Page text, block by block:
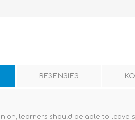
RESENSIES
learners should be able to